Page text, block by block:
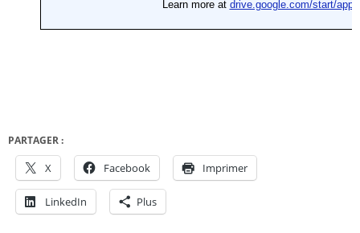
PARTAGER :
X Facebook Imprimer
LinkedIn Plus